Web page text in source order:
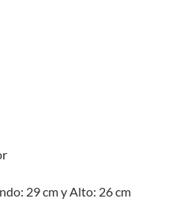
29 cm y Alto: 26 cm